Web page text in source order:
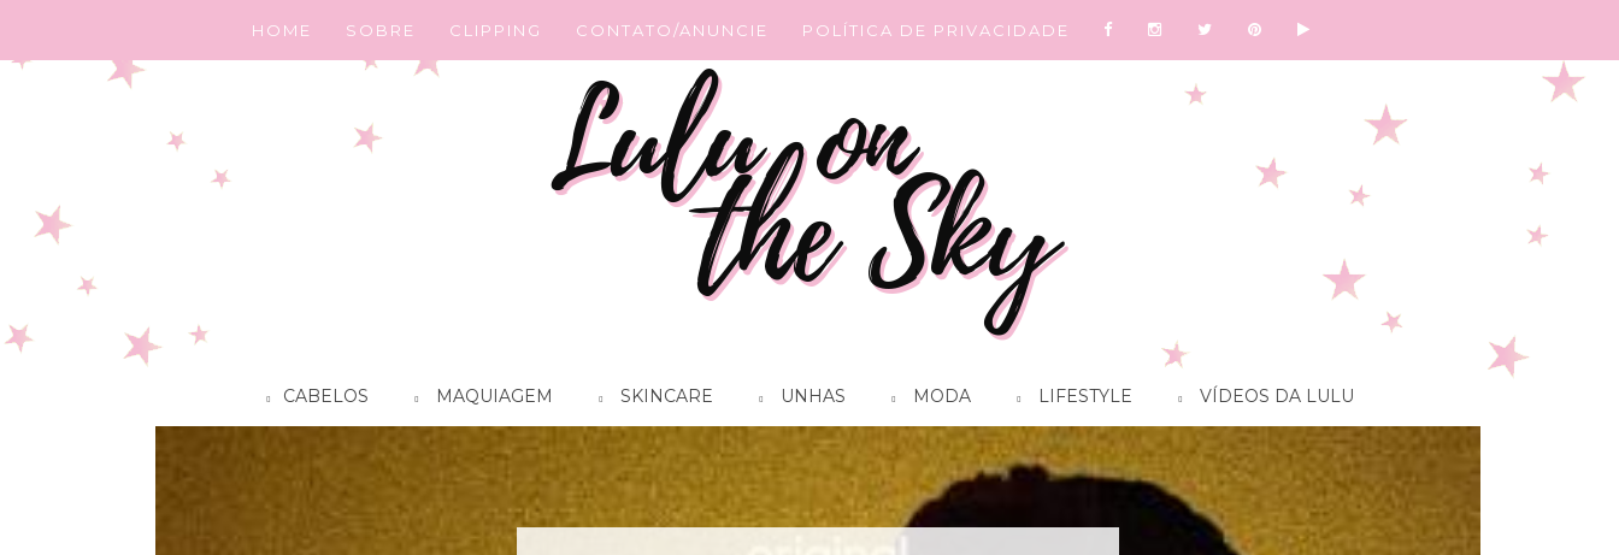
HOME SOBRE CLIPPING CONTATO/ANUNCIE POLÍTICA DE PRIVACIDADE
CABELOS MAQUIAGEM SKINCARE UNHAS MODA LIFESTYLE VÍDEOS DA LULU